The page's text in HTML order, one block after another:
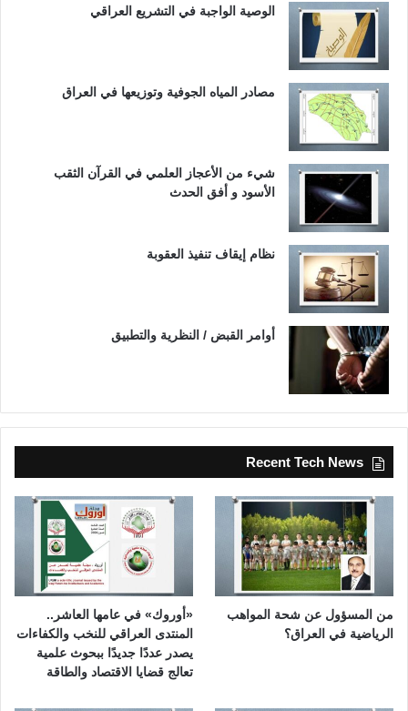
الوصية الواجبة في التشريع العراقي
مصادر المياه الجوفية وتوزيعها في العراق
شيء من الأعجاز العلمي في القرآن الثقب
الأسود و أفق الحدث
نظام إيقاف تنفيذ العقوبة
أوامر القبض / النظرية والتطبيق
Recent Tech News
من المسؤول عن شحة المواهب
الرياضية في العراق؟
«أوروك» في عامها العاشر..
المنتدى العراقي للنخب والكفاءات
يصدر عددًا جديدًا ببحوث علمية
تعالج قضايا الاقتصاد والطاقة